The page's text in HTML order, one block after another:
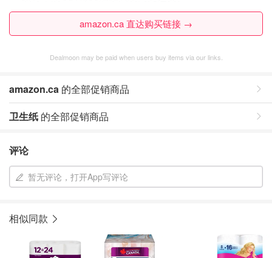
amazon.ca 直达购买链接 →
Dealmoon may be paid when users buy items via our links.
amazon.ca 的全部促销商品
卫生纸 的全部促销商品
评论
暂无评论，打开App写评论
相似同款